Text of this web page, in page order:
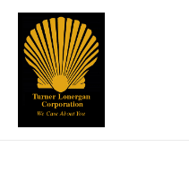
Skip
content